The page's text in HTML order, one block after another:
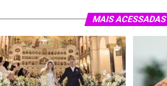
MAIS ACESSADAS